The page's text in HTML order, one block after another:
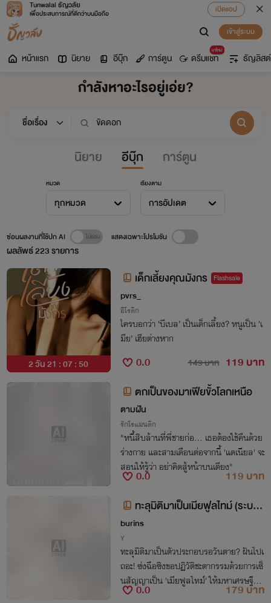
Tunwalai ธัญวลัย
เพื่อประสบการณ์ที่ดีกว่าบนมือถือ
เปิดแอป
เข้าสู่ระบบ
หน้าแรก นิยาย อีบุ๊ก การ์ตูน
มาใหม่
ดรีมแชท ธัญลิสต์
กำลังหาอะไรอยู่เอ่ย?
นิยาย อีบุ๊ก การ์ตูน
หมวด
ทุกหมวด
เรียงตาม
การอัปเดต
ผลลัพธ์223รายการ
ซ่อนผลงานที่ใช้ปก AI แสดงเฉพาะโปรโมชัน
2 วัน 21 : 07 : 49
เด็กเลี้ยงคุณมังกร Flashsale
pvrs_
อีโรติก
ใครบอกว่า ‘บีเบล’ เป็นเด็กเลี้ยง? หนูเป็น ‘เ
มีย’ เฮียต่างหาก
0.0 149 บาท 119 บาท
ตกเป็นของมาเฟียขั้วโลกเหนือ
ตามฝัน
รักโรแมนติก
"หนี้สิบล้านที่พี่ชายก่อ... เธอต้องใช้คืนด้วย
ร่างกาย และสามเดือนต่อจากนี้ 'แดเนียล' จะ
สอนให้รู้ว่า อย่าคิดสู้หน้าบนเตียง"
0.0
119 บาท
ทะลุมิติมาเป็นเมียฟูลไทม์ (ระบบเ
งินเดือนทะลุเป้า!)
burins
Y
ทะลุมิติมาเป็นตัวประกอบรอวันตาย? ฝันไปเ
ถอะ! ซ่งฉือซิงขอปฏิวัติชะตากรรมด้วยการเซ็
นสัญญาเป็น 'เมียฟูลไทม์' ให้มหาเศรษฐีจอ
มเพี้ยน งานนี้ไม่เน้นรัก เน้นรับเงินเดือนและ
0.0
179 บาท